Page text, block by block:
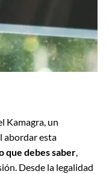
Kamagra, un
abordar esta
que debes saber,
Desde la legalidad